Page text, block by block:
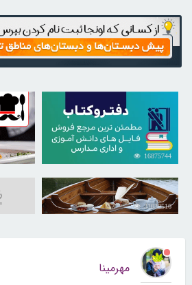
16875744
30254359
31039516
مهرمینا